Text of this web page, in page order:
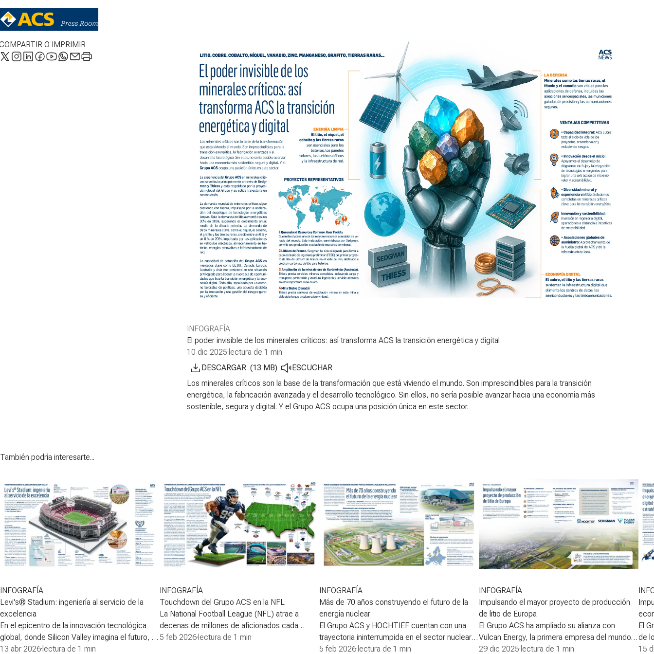
O IMPRIMIR
INFOGRAFÍA
El poder invisible de los minerales críticos: así transforma ACS la transición energética y digital
10 dic 2025· lectura de 1 min
DESCARGAR (13 MB)
ESCUCHAR
Los minerales críticos son la base de la transformación que está viviendo el mundo. Son imprescindibles para la transición
energética, la fabricación avanzada y el desarrollo tecnológico. Sin ellos, no sería posible avanzar hacia una economía más
sostenible, segura y digital. Y el Grupo ACS ocupa una posición única en este sector.
También podría interesarte...
INFOGRAFÍA
Levi's® Stadium: ingeniería al servicio de la
excelencia
En el epicentro de la innovación tecnológica
global, donde Silicon Valley imagina el futuro, el
Grupo ACS -a través de Turner- construyó un
13 abr 2026· lectura de 1 min
INFOGRAFÍA
Touchdown del Grupo ACS en la NFL
La National Football League (NFL) atrae a
decenas de millones de aficionados cada
semana de la temporada. Sus estadios
5 feb 2026· lectura de 1 min
INFOGRAFÍA
Más de 70 años construyendo el futuro de la
energía nuclear
El Grupo ACS y HOCHTIEF cuentan con una
trayectoria ininterrumpida en el sector nuclear
desde la década de 1950, una experiencia que
5 feb 2026· lectura de 1 min
INFOGRAFÍA
Impulsando el mayor proyecto de producción
de litio de Europa
El Grupo ACS ha ampliado su alianza con
Vulcan Energy, la primera empresa del mundo
de litio sostenible y energía renovable, y
29 dic 2025· lectura de 1 min
El
de
15